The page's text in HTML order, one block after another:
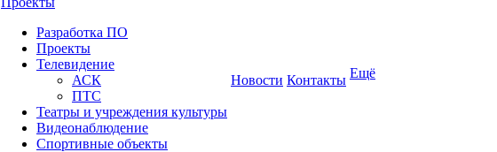
Разработка ПО
Проекты
Телевидение
АСК
ПТС
Театры и учреждения культуры
Видеонаблюдение
Спортивные объекты
Новости Контакты Ещё